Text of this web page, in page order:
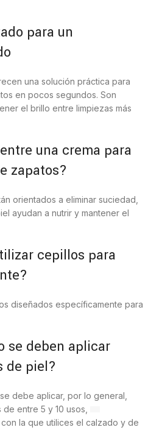
para un
una solución práctica para
en pocos segundos. Son
el brillo entre limpiezas más
una crema para
zapatos?
orientados a eliminar suciedad,
ayudan a nutrir y mantener el
cepillos para
diseñados específicamente para
se deben aplicar
de piel?
debe aplicar, por lo general,
entre 5 y 10 usos,
la que utilices el calzado y de